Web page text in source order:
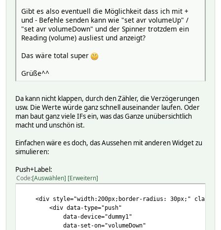
Gibt es also eventuell die Möglichkeit dass ich mit +
und - Befehle senden kann wie "set avr volumeUp" /
"set avr volumeDown" und der Spinner trotzdem ein
Reading (volume) ausliest und anzeigt?
Das wäre total super
Grüße^^
Da kann nicht klappen, durch den Zähler, die Verzögerungen
usw. Die Werte würde ganz schnell auseinander laufen. Oder
man baut ganz viele IFs ein, was das Ganze unübersichtlich
macht und unschön ist.
Einfachen wäre es doch, das Aussehen mit anderen Widget zu
simulieren:
Push+Label:
Code Auswählen Erweitern
<div style="width:200px;border-radius: 30px;"
<div data-type="push"
data-device="dummy1"
data-set-on="volumeDown"